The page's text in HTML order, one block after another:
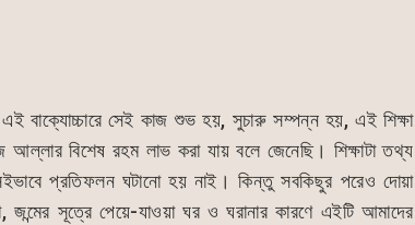
এই বাক্যোচ্চারে সেই কাজ শুভ হয়, সুচারু সম্পন্ন হয়, এই শিক্ষা
বিশেষ রহম লাভ করা যায় বলে জেনেছি। শিক্ষাটা তথ্য
প্রতিফলন ঘটানো হয় নাই। কিন্তু সবকিছুর পরেও দোয়া
সূত্রে পেয়ে-যাওয়া ঘর ও ঘরানার কারণে এইটি আমাদের